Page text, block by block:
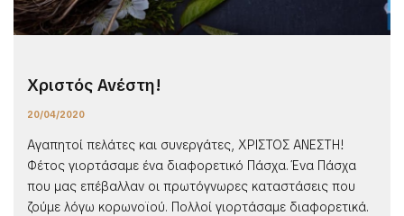
Χριστός Ανέστη!
20/04/2020
Αγαπητοί πελάτες και συνεργάτες, ΧΡΙΣΤΟΣ ΑΝΕΣΤΗ!
Φέτος γιορτάσαμε ένα διαφορετικό Πάσχα. Ένα Πάσχα
που μας επέβαλλαν οι πρωτόγνωρες καταστάσεις που
ζούμε λόγω κορωνοϊού. Πολλοί γιορτάσαμε διαφορετικά.